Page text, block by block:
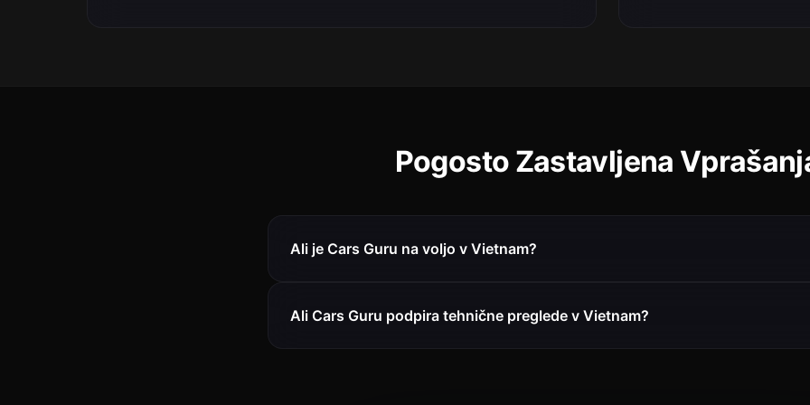
Pogosto Zastavljena
Ali je Cars Guru na voljo v Vietnam?
Ali Cars Guru podpira tehnične preglede v Vietnam?